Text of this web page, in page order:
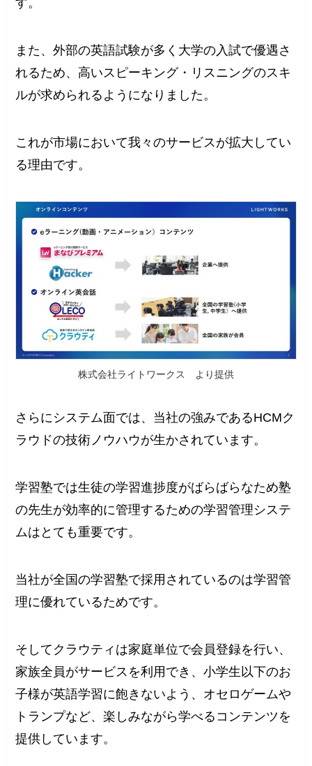
す。
また、外部の英語試験が多く大学の入試で優遇さ
れるため、高いスピーキング・リスニングのスキ
ルが求められるようになりました。
これが市場において我々のサービスが拡大してい
る理由です。
株式会社ライトワークス より提供
さらにシステム面では、当社の強みであるHCMク
ラウドの技術ノウハウが生かされています。
学習塾では生徒の学習進捗度がばらばらなため塾
の先生が効率的に管理するための学習管理システ
ムはとても重要です。
当社が全国の学習塾で採用されているのは学習管
理に優れているためです。
そしてクラウティは家庭単位で会員登録を行い、
家族全員がサービスを利用でき、小学生以下のお
子様が英語学習に飽きないよう、オセロゲームや
トランプなど、楽しみながら学べるコンテンツを
提供しています。